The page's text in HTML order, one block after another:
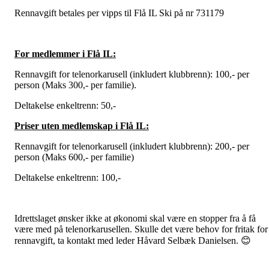
Rennavgift betales per vipps til Flå IL Ski på nr 731179
For medlemmer i Flå IL:
Rennavgift for telenorkarusell (inkludert klubbrenn): 100,- per
person (Maks 300,- per familie).
Deltakelse enkeltrenn: 50,-
Priser uten medlemskap i Flå IL:
Rennavgift for telenorkarusell (inkludert klubbrenn): 200,- per
person (Maks 600,- per familie)
Deltakelse enkeltrenn: 100,-
Idrettslaget ønsker ikke at økonomi skal være en stopper fra å få
være med på telenorkarusellen. Skulle det være behov for fritak for
rennavgift, ta kontakt med leder Håvard Selbæk Danielsen. 😊